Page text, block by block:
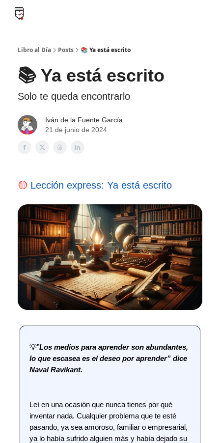
Libro al Día Posts 📚 Ya está escrito
📚 Ya está escrito
Solo te queda encontrarlo
Iván de la Fuente García
21 de junio de 2024
🟡 Lección express: Ya está escrito
💡”Los medios para aprender son abundantes,
lo que escasea es el deseo por aprender” dice
Naval Ravikant.
Leí en una ocasión que nunca tienes por qué
inventar nada. Cualquier problema que te esté
pasando, ya sea amoroso, familiar o empresarial,
ya lo había sufrido alguien más y había dejado su